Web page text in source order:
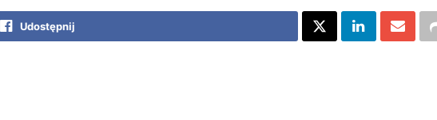
Udostępnij